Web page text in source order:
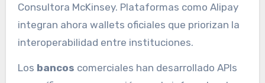
Consultora McKinsey. Plataformas como Alipay
integran ahora wallets oficiales que priorizan la
interoperabilidad entre instituciones.
Los bancos comerciales han desarrollado APIs